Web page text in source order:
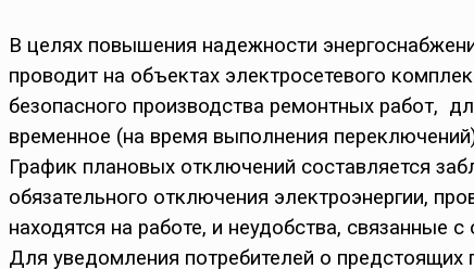
В целях повышения надежности
проводит на объектах электросетевого
безопасного производства ремонтных работ,
временное (на время выполнения
График плановых отключений составляется
обязательного отключения электроэнергии,
находятся на работе, и неудобства, связанные
Для уведомления потребителей о предстоящих